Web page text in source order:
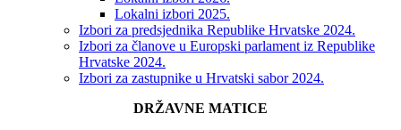
Lokalni izbori 2025.
Izbori za predsjednika Republike Hrvatske 2024.
Izbori za članove u Europski parlament iz Republike
Hrvatske 2024.
Izbori za zastupnike u Hrvatski sabor 2024.
DRŽAVNE MATICE